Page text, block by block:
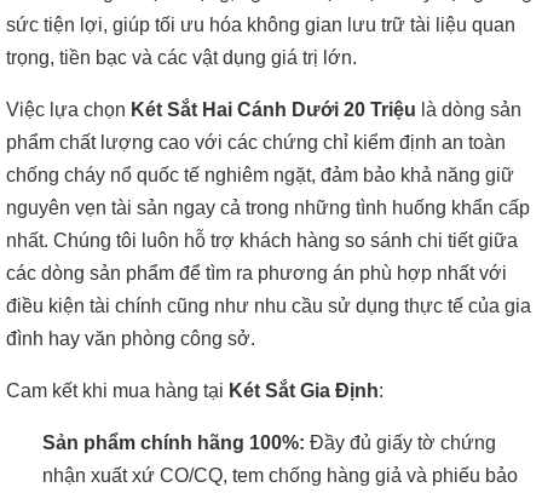
sức tiện lợi, giúp tối ưu hóa không gian lưu trữ tài liệu quan
trọng, tiền bạc và các vật dụng giá trị lớn.
Việc lựa chọn Két Sắt Hai Cánh Dưới 20 Triệu là dòng sản
phẩm chất lượng cao với các chứng chỉ kiểm định an toàn
chống cháy nổ quốc tế nghiêm ngặt, đảm bảo khả năng giữ
nguyên vẹn tài sản ngay cả trong những tình huống khẩn cấp
nhất. Chúng tôi luôn hỗ trợ khách hàng so sánh chi tiết giữa
các dòng sản phẩm để tìm ra phương án phù hợp nhất với
điều kiện tài chính cũng như nhu cầu sử dụng thực tế của gia
đình hay văn phòng công sở.
Cam kết khi mua hàng tại Két Sắt Gia Định:
Sản phẩm chính hãng 100%: Đầy đủ giấy tờ chứng
nhận xuất xứ CO/CQ, tem chống hàng giả và phiếu bảo